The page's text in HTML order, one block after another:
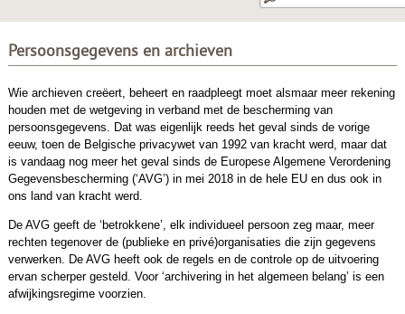
Persoonsgegevens en archieven
Wie archieven creëert, beheert en raadpleegt moet alsmaar meer rekening
houden met de wetgeving in verband met de bescherming van
persoonsgegevens. Dat was eigenlijk reeds het geval sinds de vorige
eeuw, toen de Belgische privacywet van 1992 van kracht werd, maar dat
is vandaag nog meer het geval sinds de Europese Algemene Verordening
Gegevensbescherming (‘AVG’) in mei 2018 in de hele EU en dus ook in
ons land van kracht werd.
De AVG geeft de ‘betrokkene’, elk individueel persoon zeg maar, meer
rechten tegenover de (publieke en privé)organisaties die zijn gegevens
verwerken. De AVG heeft ook de regels en de controle op de uitvoering
ervan scherper gesteld. Voor ‘archivering in het algemeen belang’ is een
afwijkingsregime voorzien.